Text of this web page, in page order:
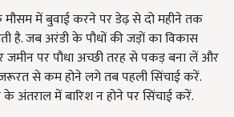
में बुवाई करने पर डेढ़ से दो महीने तक
है. जब अरंडी के पौधों की जड़ों का विकास
जमीन पर पौधा अच्छी तरह से पकड़ बना लें और
से कम होने लगे तब पहली सिंचाई करें.
अंतराल में बारिश न होने पर सिंचाई करें.